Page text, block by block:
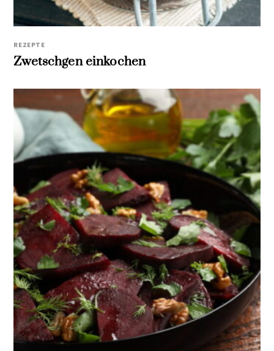
REZEPTE
Zwetschgen einkochen